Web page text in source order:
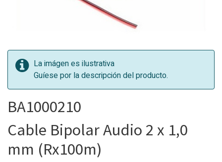
La imágen es ilustrativa
Guíese por la descripción del producto.
BA1000210
Cable Bipolar Audio 2 x 1,0
mm (Rx100m)